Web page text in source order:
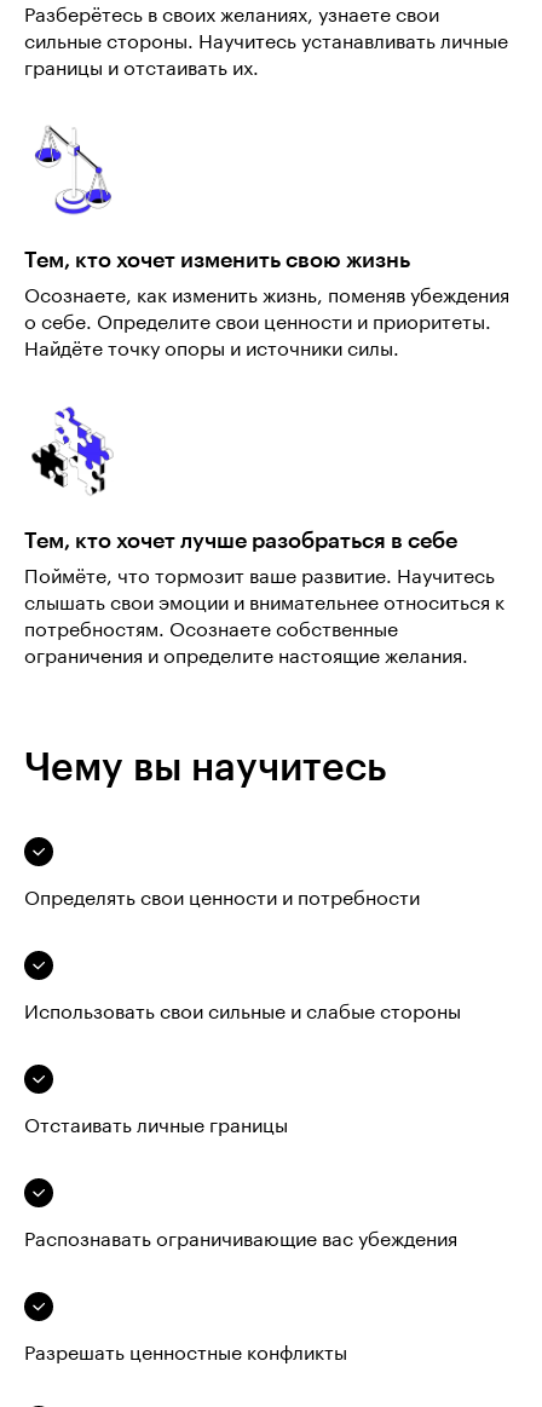
Разберётесь в своих желаниях, узнаете свои
сильные стороны. Научитесь устанавливать личные
границы и отстаивать их.
Тем, кто хочет изменить свою жизнь
Осознаете, как изменить жизнь, поменяв убеждения
о себе. Определите свои ценности и приоритеты.
Найдёте точку опоры и источники силы.
Тем, кто хочет лучше разобраться в себе
Поймёте, что тормозит ваше развитие. Научитесь
слышать свои эмоции и внимательнее относиться к
потребностям. Осознаете собственные
ограничения и определите настоящие желания.
Чему вы научитесь
Определять свои ценности и потребности
Использовать свои сильные и слабые стороны
Отстаивать личные границы
Распознавать ограничивающие вас убеждения
Разрешать ценностные конфликты